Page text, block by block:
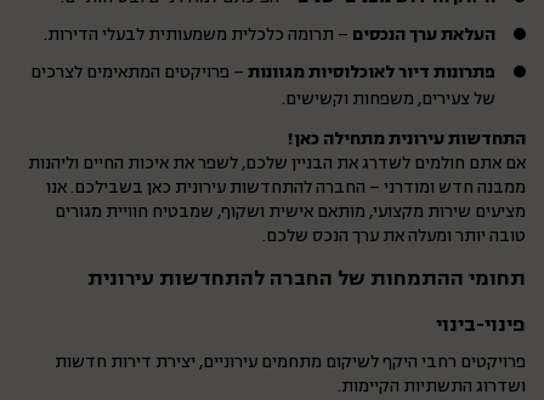
העלאת ערך הנכסים – תרומה כלכלית משמעותית לבעלי הדירות.
פתרונות דיור לאוכלוסיות מגוונות – פרויקטים המתאימים לצרכים
של צעירים, משפחות וקשישים.
התחדשות עירונית מתחילה כאן!
אם אתם חולמים לשדרג את הבניין שלכם, לשפר את איכות החיים וליהנות
ממבנה חדש ומודרני – החברה להתחדשות עירונית כאן בשבילכם. אנו
מציעים שירות מקצועי, מותאם אישית ושקוף, שמבטיח חוויית מגורים
טובה יותר ומעלה את ערך הנכס שלכם.
תחומי ההתמחות של החברה להתחדשות עירונית
פינוי-בינוי
פרויקטים רחבי היקף לשיקום מתחמים עירוניים, יצירת דירות חדשות
ושדרוג התשתיות הקיימות.